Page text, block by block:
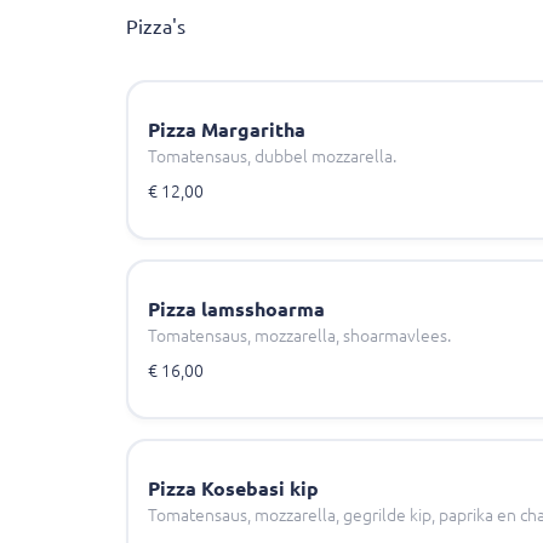
Pizza's
Pizza Margaritha
Tomatensaus, dubbel mozzarella.
€ 12,00
Pizza lamsshoarma
Tomatensaus, mozzarella, shoarmavlees.
€ 16,00
Pizza Kosebasi kip
Tomatensaus, mozzarella, gegrilde kip, paprika en